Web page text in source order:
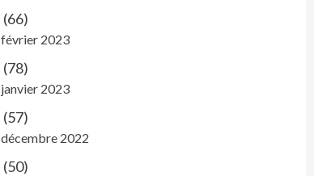
(66)
février 2023
(78)
janvier 2023
(57)
décembre 2022
(50)